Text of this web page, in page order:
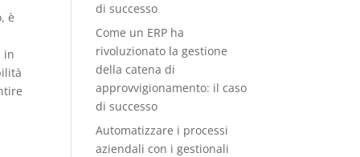
è
in
di successo
Come un ERP ha
rivoluzionato la gestione
della catena di
approvvigionamento: il caso
di successo
Automatizzare i processi
aziendali con i gestionali